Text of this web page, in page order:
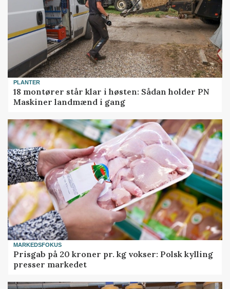
PLANTER
18 montører står klar i høsten: Sådan holder PN
Maskiner landmænd i gang
MARKEDSFOKUS
Prisgab på 20 kroner pr. kg vokser: Polsk kylling
presser markedet